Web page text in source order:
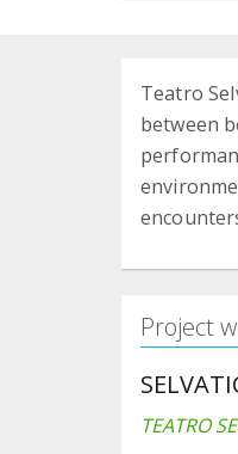
Teatro
between
Project
TEATRO